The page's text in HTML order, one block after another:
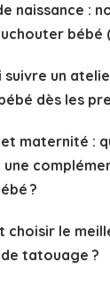
naissance :
bébé
suivre un
dès les
maternité :
?
choisir le
tatouage ?